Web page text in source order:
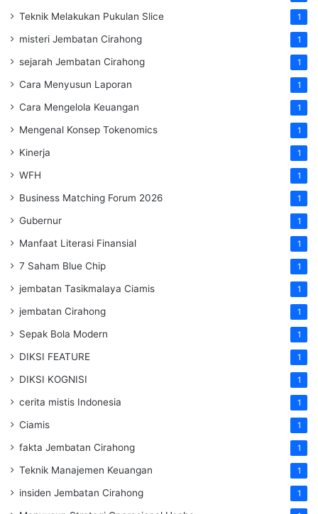
Teknik Melakukan Pukulan Slice 1
misteri Jembatan Cirahong 1
sejarah Jembatan Cirahong 1
Cara Menyusun Laporan 1
Cara Mengelola Keuangan 1
Mengenal Konsep Tokenomics 1
Kinerja 1
WFH 1
Business Matching Forum 2026 1
Gubernur 1
Manfaat Literasi Finansial 1
7 Saham Blue Chip 1
jembatan Tasikmalaya Ciamis 1
jembatan Cirahong 1
Sepak Bola Modern 1
DIKSI FEATURE 1
DIKSI KOGNISI 1
cerita mistis Indonesia 1
Ciamis 1
fakta Jembatan Cirahong 1
Teknik Manajemen Keuangan 1
insiden Jembatan Cirahong 1